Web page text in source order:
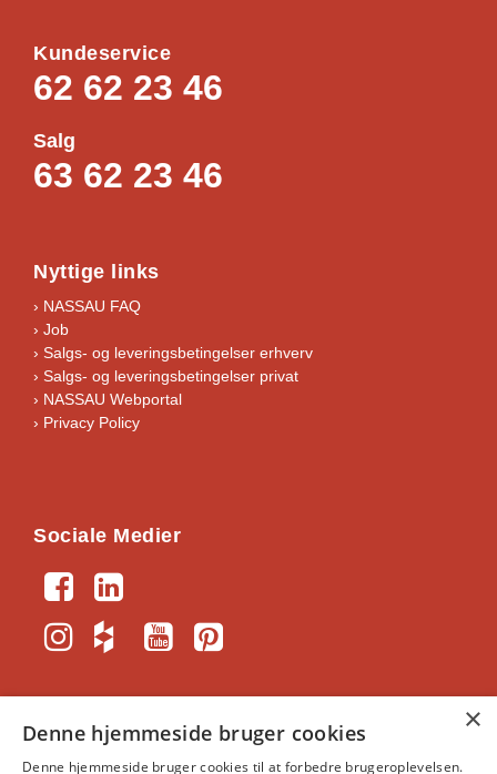
Kundeservice
62 62 23 46
Salg
63 62 23 46
Nyttige links
› NASSAU FAQ
› Job
› Salgs- og leveringsbetingelser erhverv
› Salgs- og leveringsbetingelser privat
› NASSAU Webportal
› Privacy Policy
Sociale Medier
NASSAU-Portal｜Generelle vilkår og
×
Denne hjemmeside bruger cookies
Denne hjemmeside bruger cookies til at forbedre brugeroplevelsen.